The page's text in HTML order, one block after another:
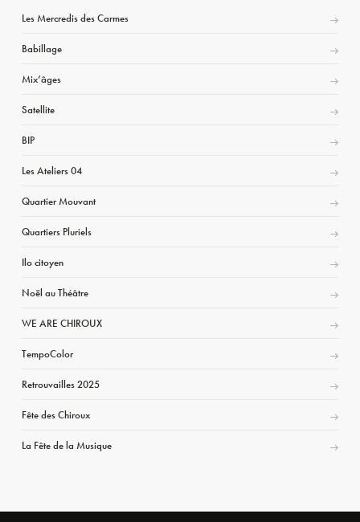
Les Mercredis des Carmes
Babillage
Mix’âges
Satellite
BIP
Les Ateliers 04
Quartier Mouvant
Quartiers Pluriels
Ilo citoyen
Noël au Théâtre
WE ARE CHIROUX
TempoColor
Retrouvailles 2025
Fête des Chiroux
La Fête de la Musique